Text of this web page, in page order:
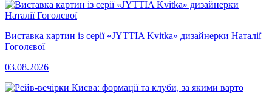
Виставка картин із серії «JYTTIA Kvitka» дизайнерки Наталії
Гоголєвої
03.08.2026